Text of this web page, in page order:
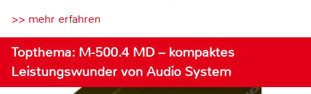
>> mehr erfahren
Topthema: M-500.4 MD – kompaktes
Leistungswunder von Audio System